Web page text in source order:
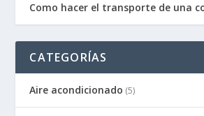
Como hacer el transporte de una
CATEGORÍAS
Aire acondicionado (5)